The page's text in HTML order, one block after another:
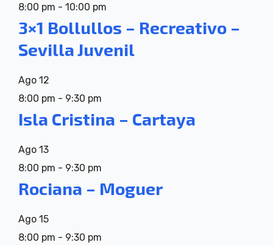
8:00 pm - 10:00 pm
3×1 Bollullos – Recreativo –
Sevilla Juvenil
Ago 12
8:00 pm - 9:30 pm
Isla Cristina – Cartaya
Ago 13
8:00 pm - 9:30 pm
Rociana – Moguer
Ago 15
8:00 pm - 9:30 pm